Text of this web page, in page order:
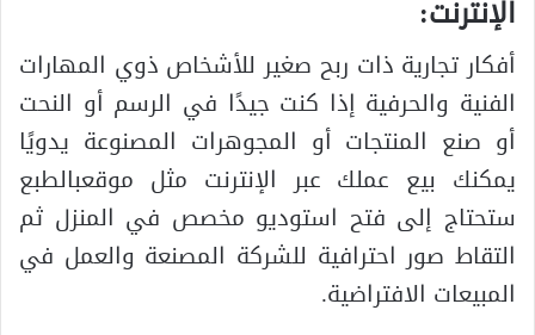
الإنترنت:
أفكار تجارية ذات ربح صغير للأشخاص ذوي المهارات
الفنية والحرفية إذا كنت جيدًا في الرسم أو النحت
أو صنع المنتجات أو المجوهرات المصنوعة يدويًا
يمكنك بيع عملك عبر الإنترنت مثل موقعبالطبع
ستحتاج إلى فتح استوديو مخصص في المنزل ثم
التقاط صور احترافية للشركة المصنعة والعمل في
المبيعات الافتراضية.